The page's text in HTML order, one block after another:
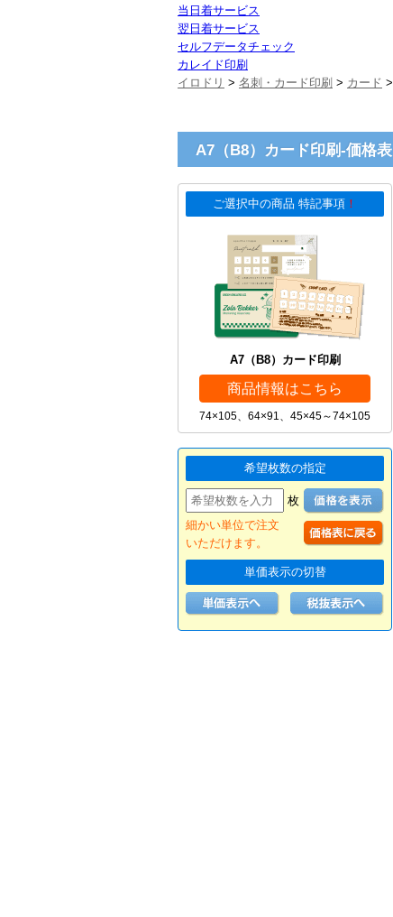
当日着サービス
翌日着サービス
セルフデータチェック
カレイド印刷
イロドリ > 名刺・カード印刷 > カード >
A7（B8）カード印刷-価格表
ご選択中の商品 特記事項 ！
A7（B8）カード印刷
商品情報はこちら
74×105、64×91、45×45～74×105
希望枚数の指定
枚
細かい単位で注文
いただけます。
単価表示の切替